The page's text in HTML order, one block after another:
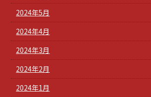
2024年5月
2024年4月
2024年3月
2024年2月
2024年1月